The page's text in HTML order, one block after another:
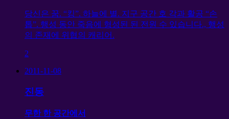
당신은 꿈. “킹”. 하늘에 별. 지구 공간 호 각과 활공 “손
톱”. 행성 동안 죽음에 형성된 된 전원 수 있습니다., 행성
의 존재에 위협의 캐리어.
2
2011-11-08
진동
무한 한 공간에서